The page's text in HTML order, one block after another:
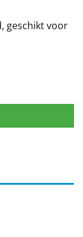
geschikt voor